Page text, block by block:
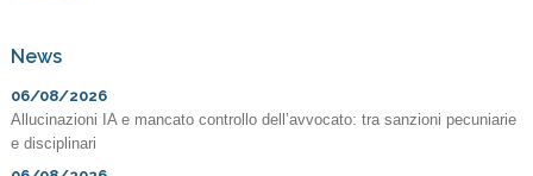
News
06/08/2026
Allucinazioni IA e mancato controllo dell’avvocato: tra sanzioni pecuniarie
e disciplinari